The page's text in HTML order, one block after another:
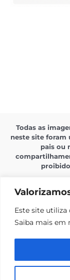
Este site utiliza
Saiba mais em
Todas as
neste site foram
pais ou